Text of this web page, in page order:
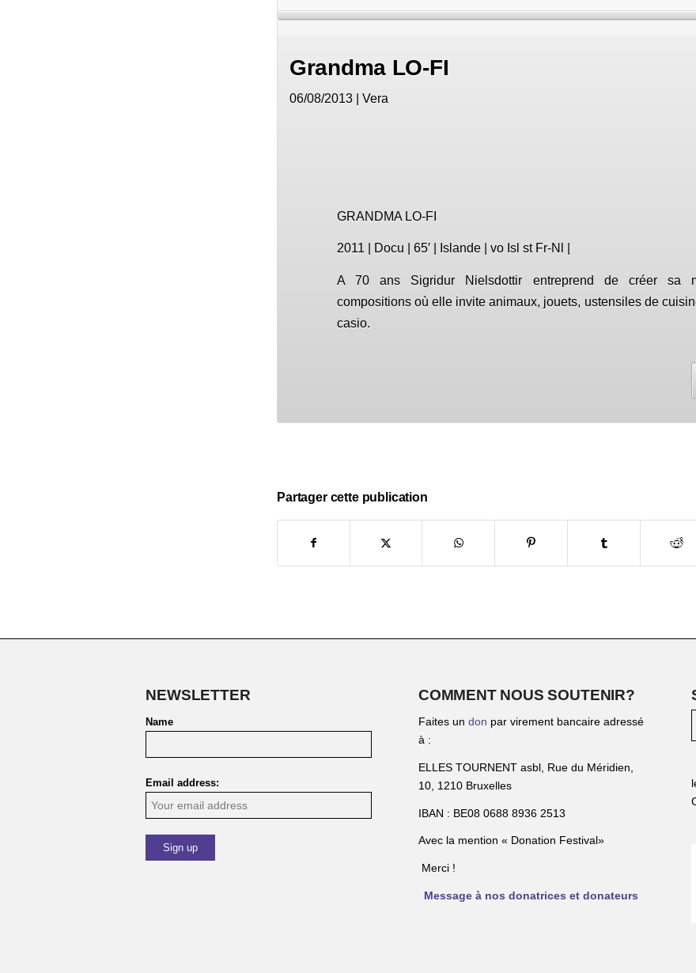
Grandma LO-FI
06/08/2013 | Vera
GRANDMA LO-FI
2011 | Docu | 65′ | Islande | vo Isl st Fr-Nl |
A 70 ans Sigridur Nielsdottir entreprend de créer sa
compositions où elle invite animaux, jouets, ustensiles de
casio.
Partager cette publication
NEWSLETTER
Name
Email address:
COMMENT NOUS SOUTENIR?
Faites un don par virement bancaire adressé
à :
ELLES TOURNENT asbl, Rue du Méridien,
10, 1210 Bruxelles
IBAN : BE08 0688 8936 2513
Avec la mention « Donation Festival»
Merci !
Message à nos donatrices et donateurs